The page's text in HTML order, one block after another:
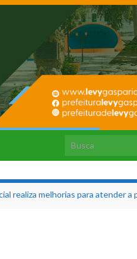
Search for:
realiza melhorias para atender a